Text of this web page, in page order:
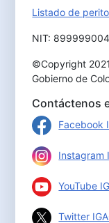
Listado de
NIT:
©Copyright
Gobierno de
Contáctenos
Facebook
Instagram
YouTube
Twitter